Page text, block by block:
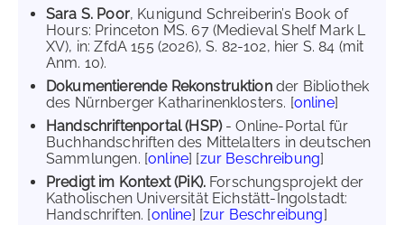
Sara S. Poor, Kunigund Schreiberin’s Book of
Hours: Princeton MS. 67 (Medieval Shelf Mark L
XV), in: ZfdA 155 (2026), S. 82-102, hier S. 84 (mit
Anm. 10).
Dokumentierende Rekonstruktion der Bibliothek
des Nürnberger Katharinenklosters. [online]
Handschriftenportal (HSP)- Online-Portal für
Buchhandschriften des Mittelalters in deutschen
Sammlungen. [online] [zur Beschreibung]
Predigt im Kontext (PiK). Forschungsprojekt der
Katholischen Universität Eichstätt-Ingolstadt:
Handschriften. [online] [zur Beschreibung]